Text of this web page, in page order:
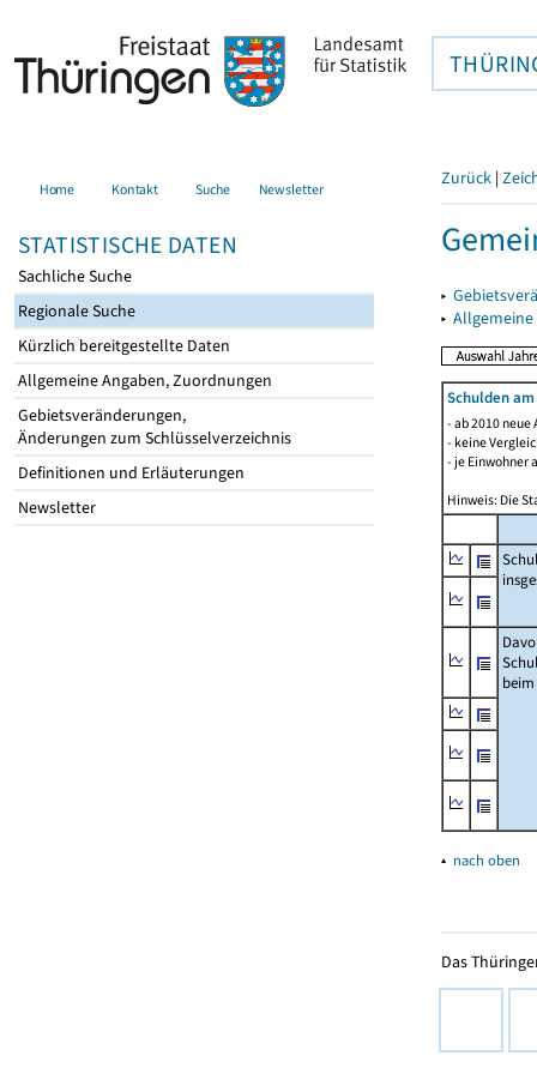
Home Kontakt Suche Newsletter
STATISTISCHE DATEN
Sachliche Suche
Regionale Suche
Kürzlich bereitgestellte Daten
Allgemeine Angaben, Zuordnungen
Gebietsveränderungen,
Änderungen zum Schlüsselverzeichnis
Definitionen und Erläuterungen
Newsletter
Zurück |
▸
▸
Schulden
- ab 2010
- keine
- je Einwohner
Hinweis: Die
beim
▴ nach oben
Das